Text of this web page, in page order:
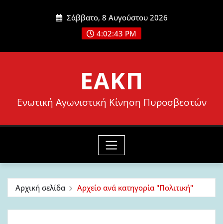
Σάββατο, 8 Αυγούστου 2026
4:02:44 PM
ΕΑΚΠ
Ενωτική Αγωνιστική Κίνηση Πυροσβεστών
Αρχική σελίδα Αρχείο ανά κατηγορία "Πολιτική"